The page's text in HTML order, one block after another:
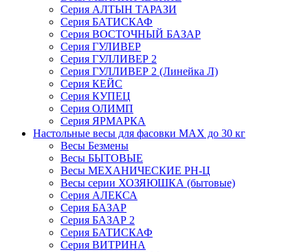
Серия АЛТЫН ТАРАЗИ
Серия БАТИСКАФ
Серия ВОСТОЧНЫЙ БАЗАР
Серия ГУЛИВЕР
Серия ГУЛЛИВЕР 2
Серия ГУЛЛИВЕР 2 (Линейка Л)
Серия КЕЙС
Серия КУПЕЦ
Серия ОЛИМП
Серия ЯРМАРКА
Настольные весы для фасовки MAX до 30 кг
Весы Безмены
Весы БЫТОВЫЕ
Весы МЕХАНИЧЕСКИЕ РН-Ц
Весы серии ХОЗЯЮШКА (бытовые)
Серия АЛЕКСА
Серия БАЗАР
Серия БАЗАР 2
Серия БАТИСКАФ
Серия ВИТРИНА